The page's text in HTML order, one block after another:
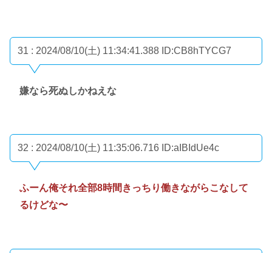
31 : 2024/08/10(土) 11:34:41.388 ID:CB8hTYCG7
嫌なら死ぬしかねえな
32 : 2024/08/10(土) 11:35:06.716 ID:aIBIdUe4c
ふーん俺それ全部8時間きっちり働きながらこなして
るけどな〜